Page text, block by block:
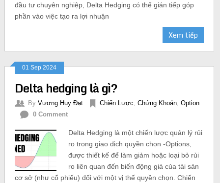
đầu tư chuyên nghiệp, Delta Hedging có thể gián tiếp góp
phần vào việc tạo ra lợi nhuận
Xem tiếp
01 Sep 2024
Delta hedging là gì?
By Vương Huy Đạt Chiến Lược Chứng Khoán, Option
0 Comment
Delta Hedging là một chiến lược quản lý rủi
ro trong giao dịch quyền chọn -Options,
được thiết kế để làm giảm hoặc loại bỏ rủi
ro liên quan đến biến động giá của tài sản
cơ sở (như cổ phiếu) đối với một vị thế quyền chọn. Chiến